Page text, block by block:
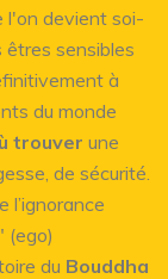
l'on devient soi-
êtres sensibles
à
du monde
trouver une
de sécurité.
l’ignorance
(ego)
du Bouddha